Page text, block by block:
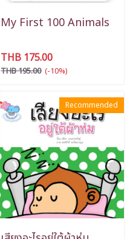
My First 100 Animals
THB 175.00
THB 195.00 (-10%)
Recommended